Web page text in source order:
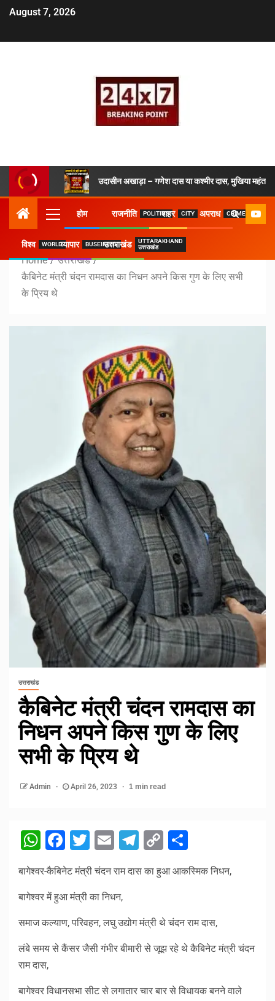
August 7, 2026
उदासीन अखाड़ा – गणेश दास या कश्मीर दास, मुखिया महंत ने
होम राजनीति POLITICSशहर CITY अपराध CRIME
विश्व WORLDव्यापार BUSEINESSउत्तराखंड
UTTARAKHAND
उत्तराखंड
Home
उत्तराखंड
कैबिनेट मंत्री चंदन रामदास का निधन अपने किस गुण के लिए सभी
के प्रिय थे
उत्तराखंड
कैबिनेट मंत्री चंदन रामदास का
निधन अपने किस गुण के लिए
सभी के प्रिय थे
Admin April 26, 2023 1 min read
WhatsApp
Facebook
Twitter
EmailTelegram
Copy
Link
बागेश्वर-कैबिनेट मंत्री चंदन राम दास का हुआ आकस्मिक निधन,
बागेश्वर में हुआ मंत्री का निधन,
समाज कल्याण, परिवहन, लघु उद्योग मंत्री थे चंदन राम दास,
लंबे समय से कैंसर जैसी गंभीर बीमारी से जूझ रहे थे कैबिनेट मंत्री चंदन
राम दास,
बागेश्वर विधानसभा सीट से लगातार चार बार से विधायक बनने वाले